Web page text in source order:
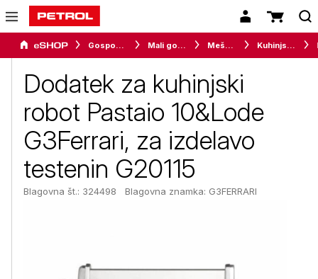
Gospodinjski aparati Mali gospodinjski aparati Mešalniki Kuhinjski roboti in multipraktiki
Dodatek za kuhinjski
robot Pastaio 10&Lode
G3Ferrari, za izdelavo
testenin G20115
Blagovna št.: 324498 Blagovna znamka: G3FERRARI